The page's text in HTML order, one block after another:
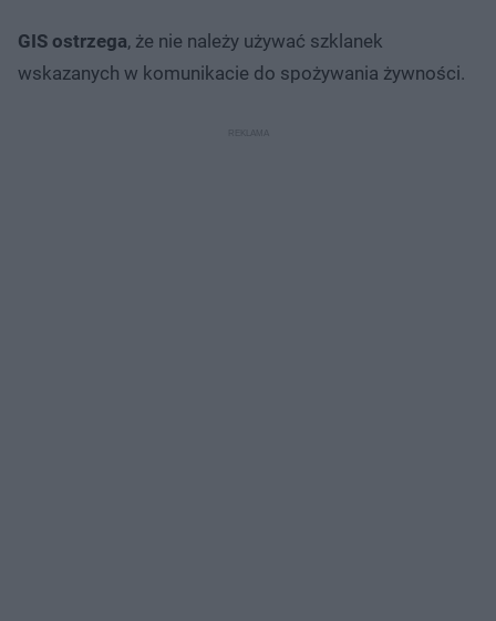
GIS ostrzega, że nie należy używać szklanek
wskazanych w komunikacie do spożywania żywności.